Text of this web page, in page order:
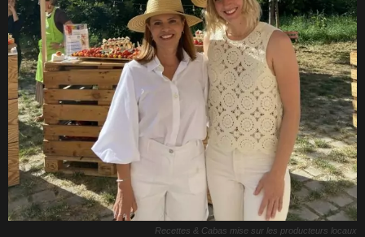
Recettes & Cabas mise sur les producteurs locaux